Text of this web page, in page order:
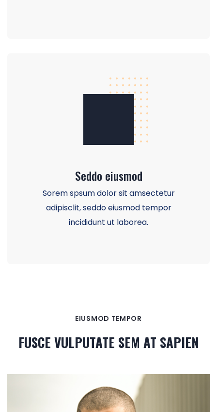
Seddo eiusmod
Sorem spsum dolor sit amsectetur
adipisclit, seddo eiusmod tempor
incididunt ut laborea.
EIUSMOD TEMPOR
FUSCE VULPUTATE SEM AT SAPIEN